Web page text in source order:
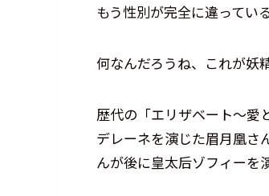
もう性別が完全に違ってい
何なんだろうね、これが妖
歴代の「エリザベート～愛
デレーネを演じた眉月凰さ
んが後に皇太后ゾフィーを